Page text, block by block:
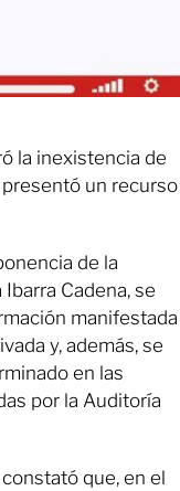
la inexistencia de
un recurso
de la
Cadena, se
manifestada
y, además, se
en las
por la Auditoría
que, en el